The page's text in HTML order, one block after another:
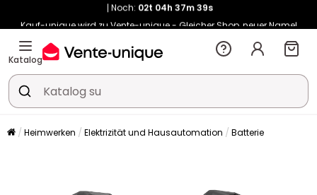
Kauf-unique wird zu Vente-unique - Gleicher Shop, neuer Name!
-10% ab €400 mitHEAT10auf Vente-unique-Produkte
Noch:
Katalog
Heimwerken Elektrizität und Hausautomation Batterie